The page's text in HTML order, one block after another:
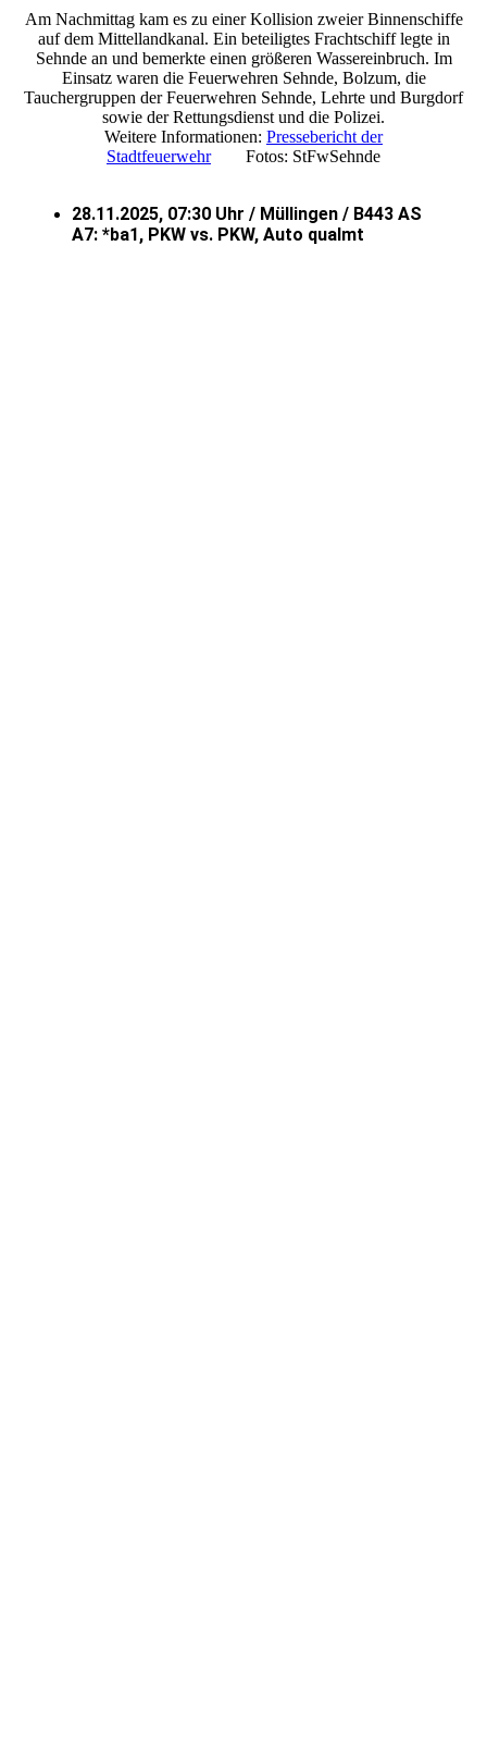
Am Nachmittag kam es zu einer Kollision zweier Binnenschiffe
auf dem Mittellandkanal. Ein beteiligtes Frachtschiff legte in
Sehnde an und bemerkte einen größeren Wassereinbruch. Im
Einsatz waren die Feuerwehren Sehnde, Bolzum, die
Tauchergruppen der Feuerwehren Sehnde, Lehrte und Burgdorf
sowie der Rettungsdienst und die Polizei.
Weitere Informationen: Pressebericht der
StadtfeuerwehrFotos: StFwSehnde
28.11.2025, 07:30 Uhr / Müllingen / B443 AS
A7: *ba1, PKW vs. PKW, Auto qualmt